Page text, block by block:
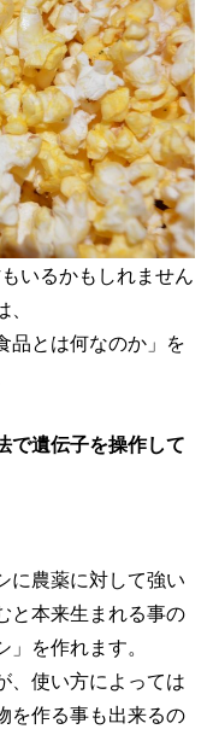
いるかもしれません
品とは何なのか」を
で遺伝子を操作して
に農薬に対して強い
と本来生まれる事の
を作れます。
、使い方によっては
を作る事も出来るの